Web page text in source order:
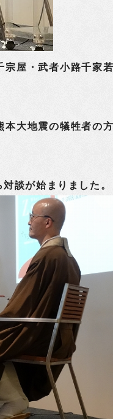
屋・武者小路千家
本大地震の犠牲者の
談が始まりました。